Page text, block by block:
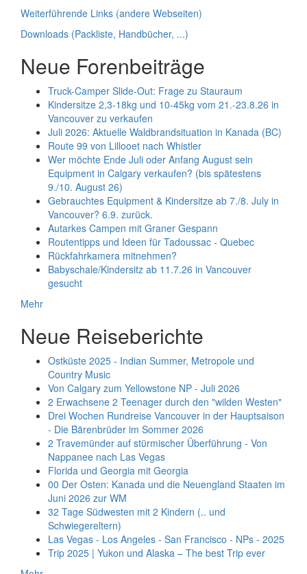
Weiterführende Links (andere Webseiten)
Downloads (Packliste, Handbücher, ...)
Neue Forenbeiträge
Truck-Camper Slide-Out: Frage zu Stauraum
Kindersitze 2,3-18kg und 10-45kg vom 21.-23.8.26 in
Vancouver zu verkaufen
Juli 2026: Aktuelle Waldbrandsituation in Kanada (BC)
Route 99 von Lillooet nach Whistler
Wer möchte Ende Juli oder Anfang August sein
Equipment in Calgary verkaufen? (bis spätestens
9./10. August 26)
Gebrauchtes Equipment & Kindersitze ab 7./8. July in
Vancouver? 6.9. zurück.
Autarkes Campen mit Graner Gespann
Routentipps und Ideen für Tadoussac - Quebec
Rückfahrkamera mitnehmen?
Babyschale/Kindersitz ab 11.7.26 in Vancouver
gesucht
Mehr
Neue Reiseberichte
Ostküste 2025 - Indian Summer, Metropole und
Country Music
Von Calgary zum Yellowstone NP - Juli 2026
2 Erwachsene 2 Teenager durch den "wilden Westen"
Drei Wochen Rundreise Vancouver in der Hauptsaison
- Die Bärenbrüder im Sommer 2026
2 Travemünder auf stürmischer Überführung - Von
Nappanee nach Las Vegas
Florida und Georgia mit Georgia
00 Der Osten: Kanada und die Neuengland Staaten im
Juni 2026 zur WM
32 Tage Südwesten mit 2 Kindern (.. und
Schwiegereltern)
Las Vegas - Los Angeles - San Francisco - NPs - 2025
Trip 2025 | Yukon und Alaska – The best Trip ever